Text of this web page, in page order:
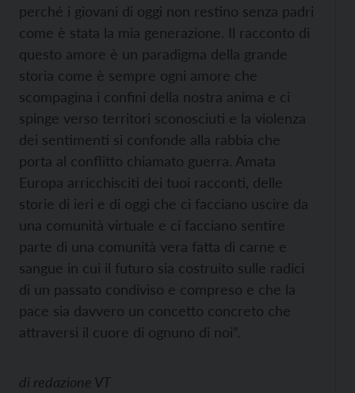
perché i giovani di oggi non restino senza padri
come è stata la mia generazione. Il racconto di
questo amore è un paradigma della grande
storia come è sempre ogni amore che
scompagina i confini della nostra anima e ci
spinge verso territori sconosciuti e la violenza
dei sentimenti si confonde alla rabbia che
porta al conflitto chiamato guerra. Amata
Europa arricchisciti dei tuoi racconti, delle
storie di ieri e di oggi che ci facciano uscire da
una comunità virtuale e ci facciano sentire
parte di una comunità vera fatta di carne e
sangue in cui il futuro sia costruito sulle radici
di un passato condiviso e compreso e che la
pace sia davvero un concetto concreto che
attraversi il cuore di ognuno di noi”.
di redazione VT